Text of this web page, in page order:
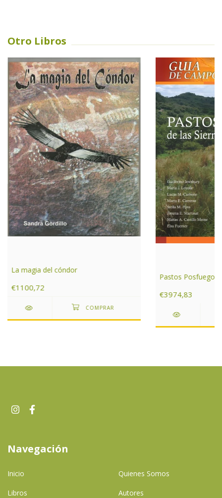
Otro Libros
La magia del cóndor
€1100,72
Pastos Posfuego
€3974,83
Navegación
Inicio Quienes Somos
Libros Autores